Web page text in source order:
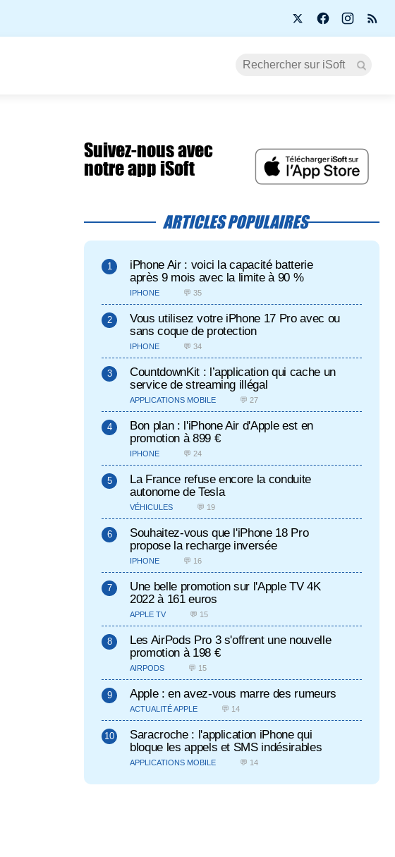
Suivez-nous avec
notre app iSoft
ARTICLES POPULAIRES
iPhone Air : voici la capacité batterie
après 9 mois avec la limite à 90 %
IPHONE 💬 35
Vous utilisez votre iPhone 17 Pro avec ou
sans coque de protection
IPHONE 💬 34
CountdownKit : l’application qui cache un
service de streaming illégal
APPLICATIONS MOBILE 💬 27
Bon plan : l'iPhone Air d'Apple est en
promotion à 899 €
IPHONE 💬 24
La France refuse encore la conduite
autonome de Tesla
VÉHICULES 💬 19
Souhaitez-vous que l'iPhone 18 Pro
propose la recharge inversée
IPHONE 💬 16
Une belle promotion sur l'Apple TV 4K
2022 à 161 euros
APPLE TV 💬 15
Les AirPods Pro 3 s'offrent une nouvelle
promotion à 198 €
AIRPODS 💬 15
Apple : en avez-vous marre des rumeurs
ACTUALITÉ APPLE 💬 14
Saracroche : l'application iPhone qui
bloque les appels et SMS indésirables
APPLICATIONS MOBILE 💬 14